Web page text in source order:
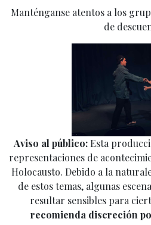
Manténganse atentos a los
de
Aviso al público:Esta
representaciones de
Holocausto. Debido a la
de estos temas, algunas
resultar sensibles para
recomienda discreción